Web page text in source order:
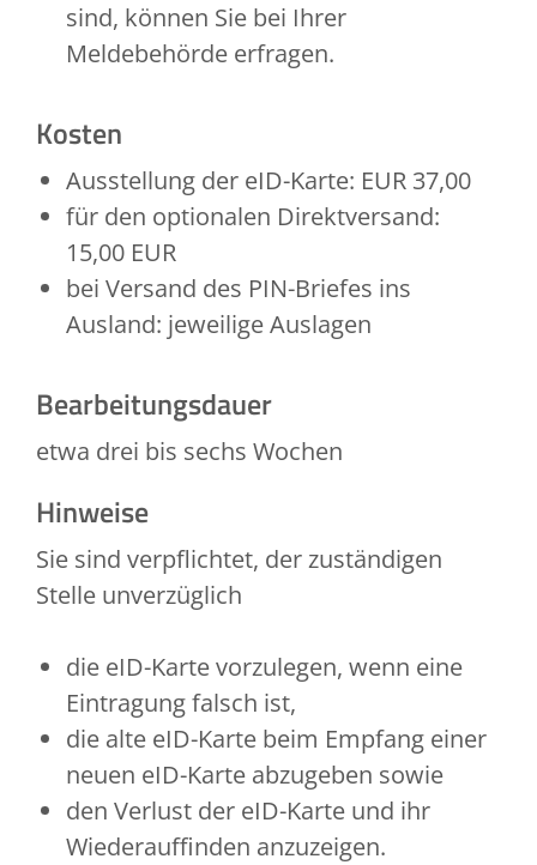
sind, können Sie bei Ihrer
Meldebehörde erfragen.
Kosten
Ausstellung der eID-Karte: EUR 37,00
für den optionalen Direktversand:
15,00 EUR
bei Versand des PIN-Briefes ins
Ausland: jeweilige Auslagen
Bearbeitungsdauer
etwa drei bis sechs Wochen
Hinweise
Sie sind verpflichtet, der zuständigen
Stelle unverzüglich
die eID-Karte vorzulegen, wenn eine
Eintragung falsch ist,
die alte eID-Karte beim Empfang einer
neuen eID-Karte abzugeben sowie
den Verlust der eID-Karte und ihr
Wiederauffinden anzuzeigen.